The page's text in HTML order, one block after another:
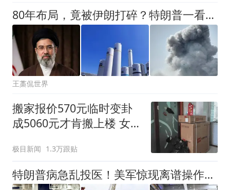
80年布局，竟被伊朗打碎？特朗普一看大事不妙，中东基地全瘫痪！
王藁侃世界
搬家报价570元临时变卦
成5060元才肯搬上楼 女子
极目新闻 1.3万跟贴
特朗普病急乱投医！美军惊现离谱操作，复活“超级大炮”有何意图